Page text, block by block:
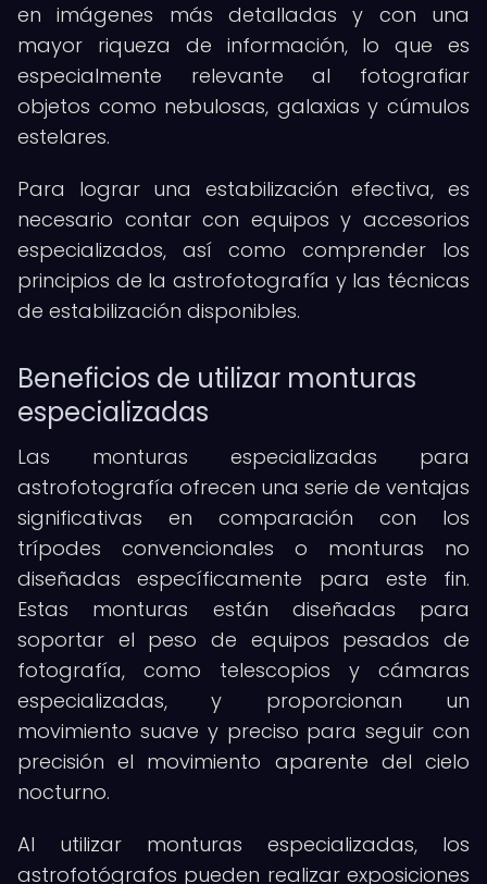
en imágenes más detalladas y con una
mayor riqueza de información, lo que es
especialmente relevante al fotografiar
objetos como nebulosas, galaxias y cúmulos
estelares.
Para lograr una estabilización efectiva, es
necesario contar con equipos y accesorios
especializados, así como comprender los
principios de la astrofotografía y las técnicas
de estabilización disponibles.
Beneficios de utilizar monturas
especializadas
Las monturas especializadas para
astrofotografía ofrecen una serie de ventajas
significativas en comparación con los
trípodes convencionales o monturas no
diseñadas específicamente para este fin.
Estas monturas están diseñadas para
soportar el peso de equipos pesados de
fotografía, como telescopios y cámaras
especializadas, y proporcionan un
movimiento suave y preciso para seguir con
precisión el movimiento aparente del cielo
nocturno.
Al utilizar monturas especializadas, los
astrofotógrafos pueden realizar exposiciones